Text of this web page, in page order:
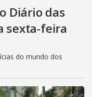
Diário das
sexta-feira
do mundo dos